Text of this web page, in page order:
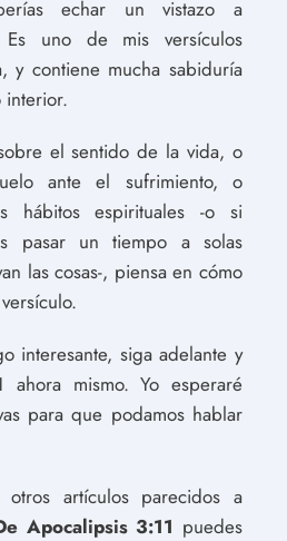
echar un vistazo a
uno de mis versículos
y contiene mucha sabiduría
interior.
el sentido de la vida, o
ante el sufrimiento, o
hábitos espirituales -o si
pasar un tiempo a solas
las cosas-, piensa en cómo
interesante, siga adelante y
ahora mismo. Yo esperaré
para que podamos hablar
artículos parecidos a
Apocalipsis 3:11 puedes